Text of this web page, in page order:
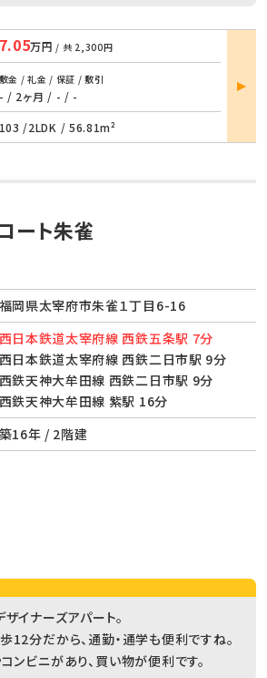
7.05万円 / 共 2,300円
敷金 / 礼金 / 保証 / 敷引
- / 2ヶ月 / - / -
103 /2LDK / 56.81m²
部屋
詳細
ート朱雀
福岡県太宰府市朱雀１丁目6-16
西日本鉄道太宰府線 西鉄五条駅 7分
西日本鉄道太宰府線 西鉄二日市駅 9分
西鉄天神大牟田線 西鉄二日市駅 9分
西鉄天神大牟田線 紫駅 16分
築16年 / 2階建
イナーズアパート。
12分だから、通勤・通学も便利ですね。
ンビニがあり、買い物が便利です。